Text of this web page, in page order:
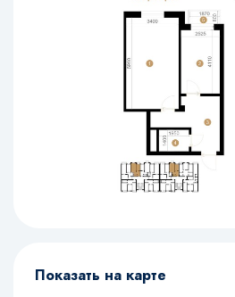
Показать на карте